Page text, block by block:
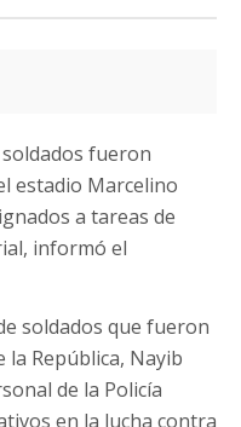
fueron
estadio Marcelino
a tareas de
informó el
soldados que fueron
República, Nayib
de la Policía
en la lucha contra